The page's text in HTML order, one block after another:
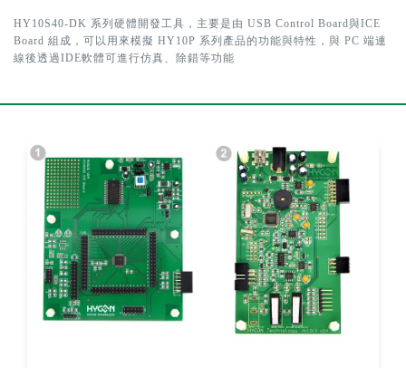
HY10S40-DK 系列硬體開發工具，主要是由 USB Control Board與ICE
Board 組成，可以用來模擬 HY10P 系列產品的功能與特性，與 PC 端連
線後透過IDE軟體可進行仿真、除錯等功能